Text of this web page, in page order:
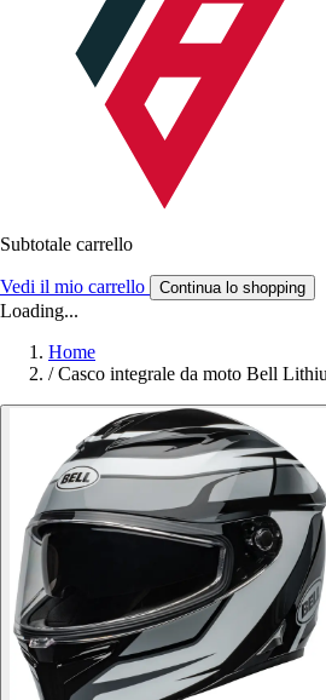
Subtotale carrello
Vedi il mio carrello Continua lo shopping
Loading...
Home
/ Casco integrale da moto Bell